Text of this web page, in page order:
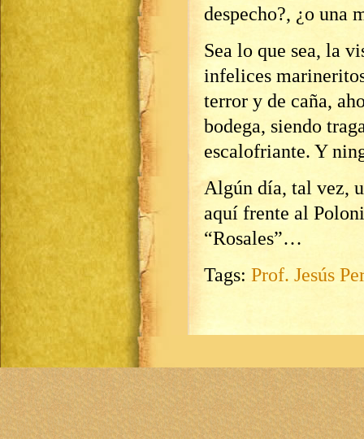
despecho?, ¿o una
Sea lo que sea, la
infelices
terror y de caña,
bodega, siendo
escalofriante. Y
Algún día, tal vez,
aquí frente al
“Rosales”…
Tags: Prof. Jesús